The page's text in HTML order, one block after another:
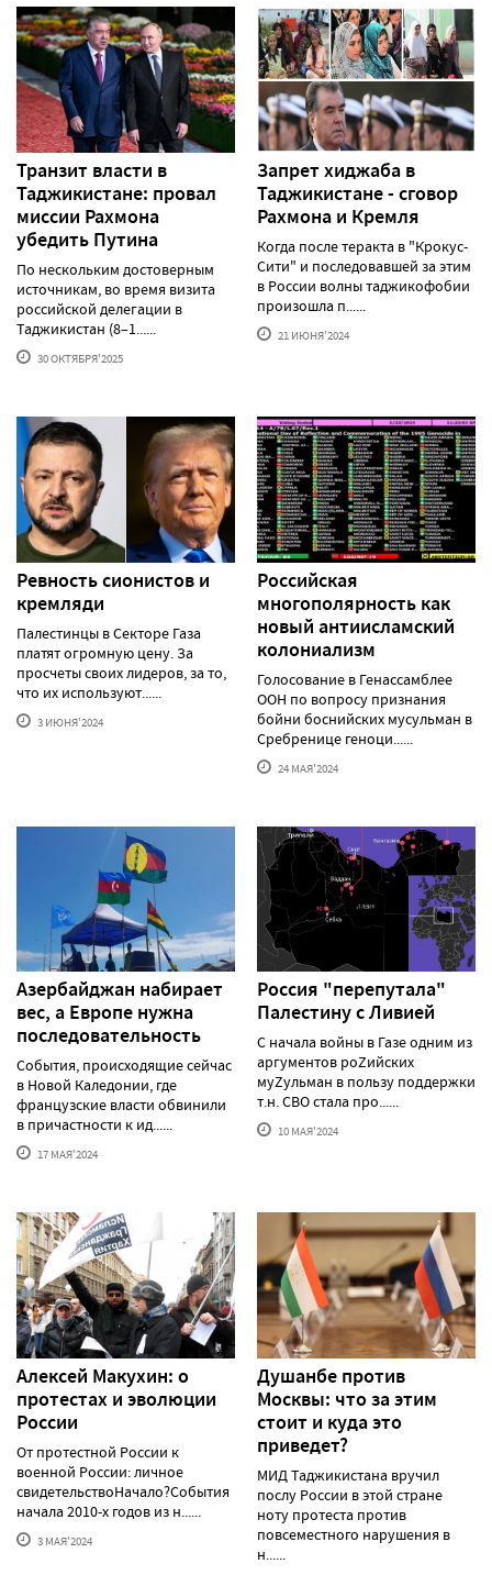
Транзит власти в
Таджикистане: провал
миссии Рахмона
убедить Путина
По нескольким достоверным
источникам, во время визита
российской делегации в
Таджикистан (8–1......
30 ОКТЯБРЯ'2025
Запрет хиджаба в
Таджикистане - сговор
Рахмона и Кремля
Когда после теракта в "Крокус-
Сити" и последовавшей за этим
в России волны таджикофобии
произошла п......
21 ИЮНЯ'2024
Ревность сионистов и
кремляди
Палестинцы в Секторе Газа
платят огромную цену. За
просчеты своих лидеров, за то,
что их используют......
3 ИЮНЯ'2024
Российская
многополярность как
новый антиисламский
колониализм
Голосование в Генассамблее
ООН по вопросу признания
бойни боснийских мусульман в
Сребренице геноци......
24 МАЯ'2024
Азербайджан набирает
вес, а Европе нужна
последовательность
События, происходящие сейчас
в Новой Каледонии, где
французские власти обвинили
в причастности к ид......
17 МАЯ'2024
Россия "перепутала"
Палестину с Ливией
С начала войны в Газе одним из
аргументов роZийских
муZульман в пользу поддержки
т.н. СВО стала про......
10 МАЯ'2024
Алексей Макуxин: о
протестаx и эволюции
России
От протестной России к
военной России: личное
свидетельствоНачало?События
начала 2010-х годов из н......
3 МАЯ'2024
Душанбе против
Москвы: что за этим
стоит и куда это
приведет?
МИД Таджикистана вручил
послу России в этой стране
ноту протеста против
повсеместного нарушения в
н......